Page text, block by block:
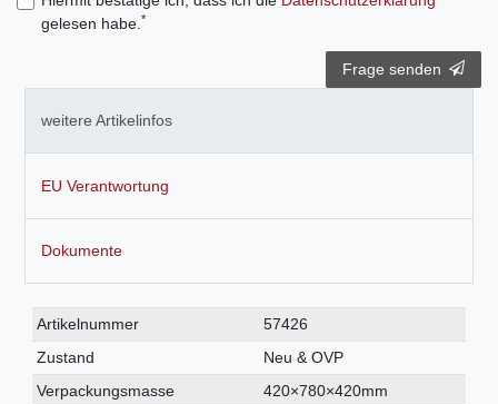
gelesen habe. *
Frage senden
weitere Artikelinfos
EU Verantwortung
Dokumente
Technisches
Merkmal
Wert
Artikelnummer
57426
Zustand
Neu & OVP
Verpackungsmasse
420×780×420mm